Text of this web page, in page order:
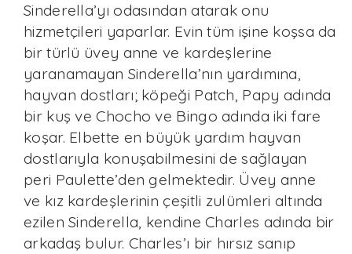
Sinderella’yı odasından atarak onu
hizmetçileri yaparlar. Evin tüm işine koşsa da
bir türlü üvey anne ve kardeşlerine
yaranamayan Sinderella’nın yardımına,
hayvan dostları; köpeği Patch, Papy adında
bir kuş ve Chocho ve Bingo adında iki fare
koşar. Elbette en büyük yardım hayvan
dostlarıyla konuşabilmesini de sağlayan
peri Paulette’den gelmektedir. Üvey anne
ve kız kardeşlerinin çeşitli zulümleri altında
ezilen Sinderella, kendine Charles adında bir
arkadaş bulur. Charles’ı bir hırsız sanıp